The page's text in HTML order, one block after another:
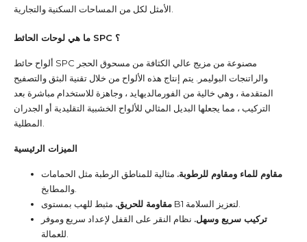
ما هي لوحات الحائط SPC ؟
ألواح حائط SPC مصنوعة من مزيج عالي الكثافة من مسحوق الحجر
والراتنجات البوليمر. يتم إنتاج هذه الألواح من خلال تقنية البثق والتصفيح
المتقدمة ، وهي خالية من الفورمالديهايد ، وجاهزة للاستخدام مباشرة بعد
التركيب ، مما يجعلها البديل المثالي للألواح الخشبية التقليدية أو الجدران
الميزات الرئيسية
مقاوم للماء ومقاوم للرطوبة. مثالية للمناطق الرطبة مثل الحمامات
مقاومة للحريق.
تركيب سريع وسهل. نظام النقر على القفل لإعداد سريع وموفر